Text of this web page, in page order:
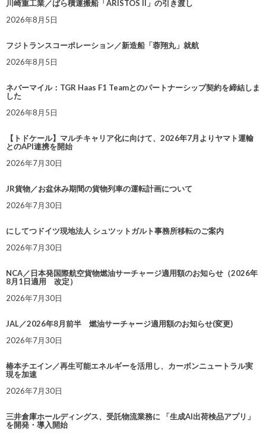
川崎重工業／ばら積運搬船「ARISTOS II」の引き渡し
2026年8月5日
フジトランスコーポレーション／新造船「蓉翔丸」就航
2026年8月5日
ネバーマイル：TGR Haas F1 Teamとのパートナーシップ契約を締結しま
した
2026年8月5日
【トドケール】マルチキャリア化に向けて、2026年7月よりヤマト運輸
とのAPI連携を開始
2026年7月30日
JR貨物／お盆休み期間の貨物列車の運転計画について
2026年7月30日
にしてつドイツ現地法人 シュツットガルト事務所移転のご案内
2026年7月30日
NCA／日本発国際航空貨物燃油サーチャージ適用額のお知らせ（2026年
8月1日適用 改定）
2026年7月30日
JAL／2026年8月前半 燃油サーチャージ適用額のお知らせ(変更)
2026年7月30日
椿本チエイン／再生可能エネルギーを活用し、カーボンニュートラル実
現を加速
2026年7月30日
三井倉庫ホールディングス、受託物流業務に 「生成AI出荷検品アプリ」
を開発・導入開始